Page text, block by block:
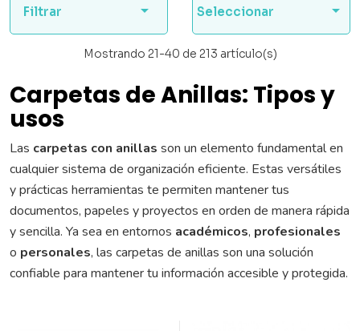
Filtrar  Seleccionar 
Mostrando 21-40 de 213 artículo(s)
Carpetas de Anillas: Tipos y
usos
Las carpetas con anillas son un elemento fundamental en
cualquier sistema de organización eficiente. Estas versátiles
y prácticas herramientas te permiten mantener tus
documentos, papeles y proyectos en orden de manera rápida
y sencilla. Ya sea en entornos académicos, profesionales
o personales, las carpetas de anillas son una solución
confiable para mantener tu información accesible y protegida.